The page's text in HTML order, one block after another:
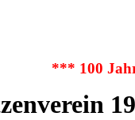
*** 100